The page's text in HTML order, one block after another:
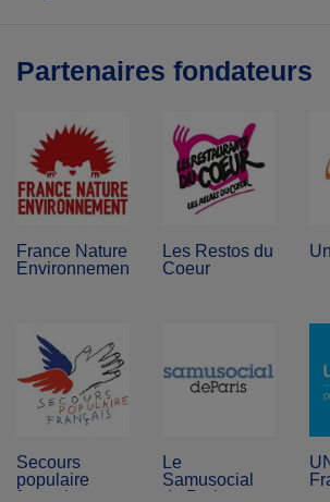
Partenaires fondateurs
France Nature
Environnement
Les Restos du
Coeur
Secours
populaire
français
Le
Samusocial
de Paris